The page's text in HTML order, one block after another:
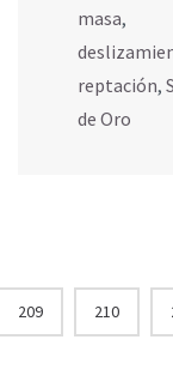
masa,
reptación,
de Oro
209 210